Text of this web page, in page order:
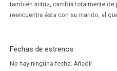
también actriz, cambia totalmente
reencuentra ésta con su marido, al
Fechas de estrenos
No hay ninguna fecha. Añadir